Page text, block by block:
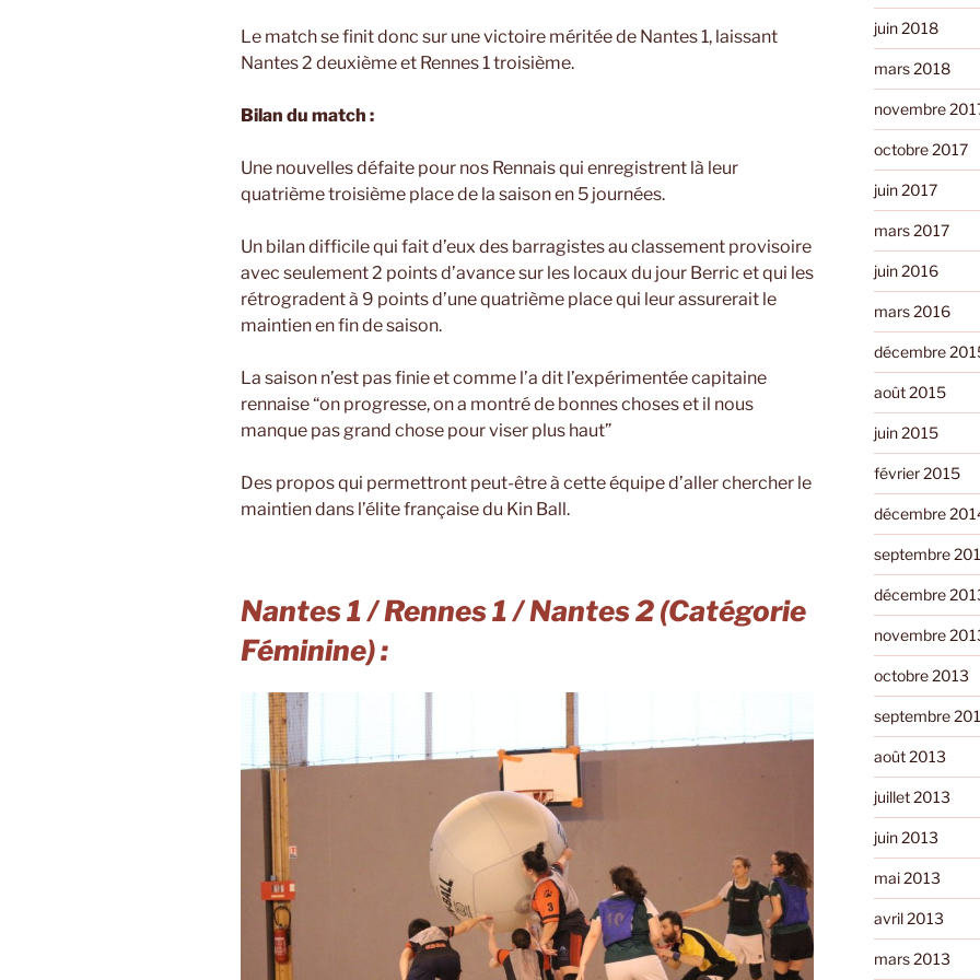
Le match se finit donc sur une victoire méritée de Nantes 1, laissant
Nantes 2 deuxième et Rennes 1 troisième.
Bilan du match :
Une nouvelles défaite pour nos Rennais qui enregistrent là leur
quatrième troisième place de la saison en 5 journées.
Un bilan difficile qui fait d’eux des barragistes au classement provisoire
avec seulement 2 points d’avance sur les locaux du jour Berric et qui les
rétrogradent à 9 points d’une quatrième place qui leur assurerait le
maintien en fin de saison.
La saison n’est pas finie et comme l’a dit l’expérimentée capitaine
rennaise “on progresse, on a montré de bonnes choses et il nous
manque pas grand chose pour viser plus haut”
Des propos qui permettront peut-être à cette équipe d’aller chercher le
maintien dans l’élite française du Kin Ball.
Nantes 1 / Rennes 1 / Nantes 2 (Catégorie
Féminine) :
juin 2018
mars 2018
novembre
octobre 2017
juin 2017
mars 2017
juin 2016
mars 2016
décembre
août 2015
juin 2015
février 2015
décembre
septembre
décembre
novembre
octobre 2013
septembre
août 2013
juillet 2013
juin 2013
mai 2013
avril 2013
mars 2013